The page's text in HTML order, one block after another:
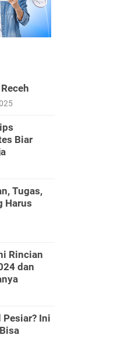
Biar
Tugas,
Harus
Rincian
dan
Pesiar? Ini